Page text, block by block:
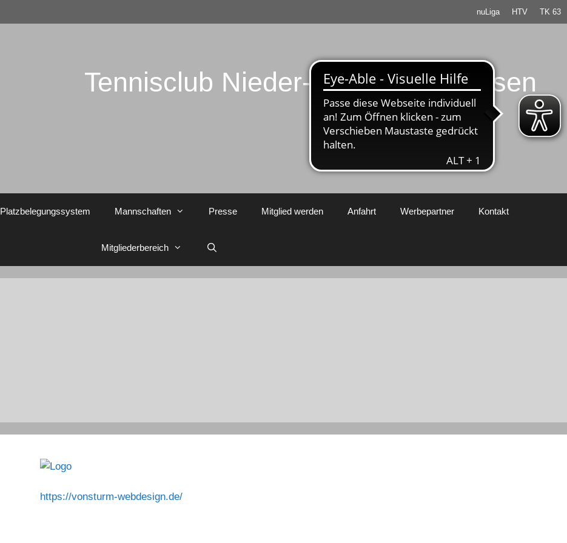
nuLiga HTV TK 63
Tennisclub Nieder-Rosbach / Hessen
Platzbelegungssystem Mannschaften Presse Mitglied werden Anfahrt Werbepartner Kontakt
Mitgliederbereich
https://vonsturm-webdesign.de/